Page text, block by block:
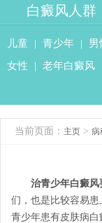
白癜风人群
儿童 | 青少年 |
男
女性
| 老年白癜风
当前页面： 主页 > 病
治青少年白癜风
们，也是比较容易
青少年患有皮肤病